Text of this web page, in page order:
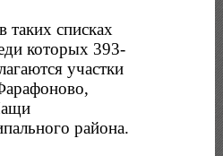
списках
которых 393-
участки
района.